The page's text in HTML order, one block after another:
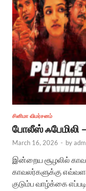
சினிமா விமர்சனம்
போலீஸ் ஃபேமிலி
March 16, 2026 - by
இன்றைய சூழலில்
காவலர்களுக்கு
குடும்ப வாழ்க்கை